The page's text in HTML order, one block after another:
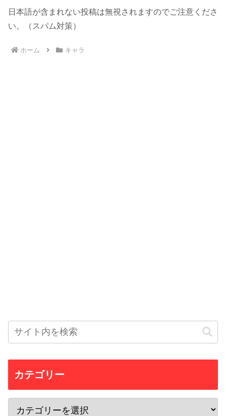
日本語が含まれない投稿は無視されますのでご注意くださ
い。（スパム対策）
ホーム キャラ
カテゴリー